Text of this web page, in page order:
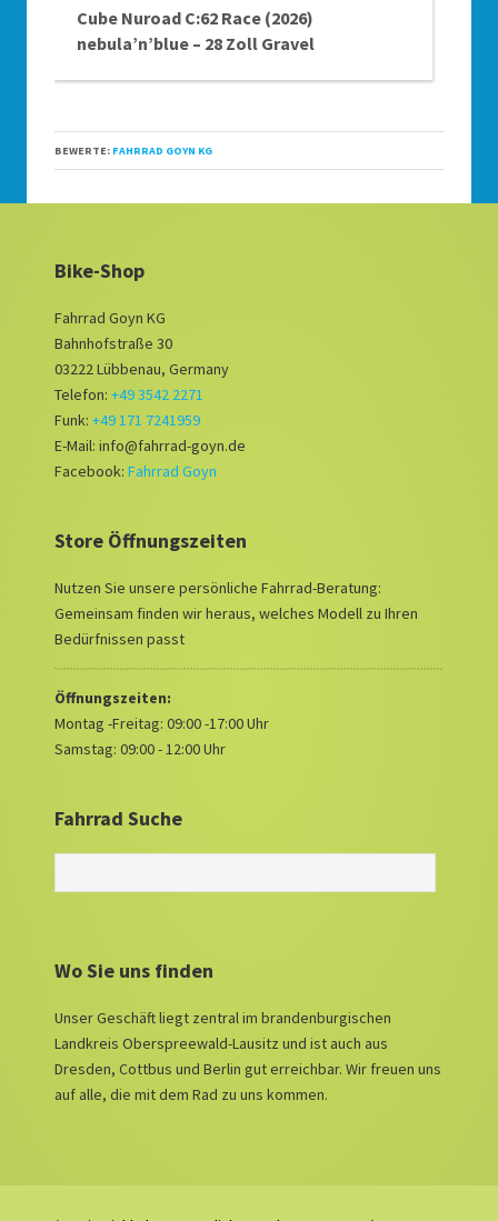
Cube Nuroad C:62 Race (2026)
nebula’n’blue – 28 Zoll Gravel
BEWERTE: FAHRRAD GOYN KG
Bike-Shop
Fahrrad Goyn KG
Bahnhofstraße 30
03222 Lübbenau, Germany
Telefon: +49 3542 2271
Funk: +49 171 7241959
E-Mail: info@fahrrad-goyn.de
Facebook: Fahrrad Goyn
Store Öffnungszeiten
Nutzen Sie unsere persönliche Fahrrad-Beratung:
Gemeinsam finden wir heraus, welches Modell zu Ihren
Bedürfnissen passt
Öffnungszeiten:
Montag -Freitag: 09:00 -17:00 Uhr
Samstag: 09:00 - 12:00 Uhr
Fahrrad Suche
Wo Sie uns finden
Unser Geschäft liegt zentral im brandenburgischen
Landkreis Oberspreewald-Lausitz und ist auch aus
Dresden, Cottbus und Berlin gut erreichbar. Wir freuen uns
auf alle, die mit dem Rad zu uns kommen.